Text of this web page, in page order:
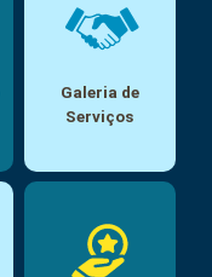
Galeria de
Serviços